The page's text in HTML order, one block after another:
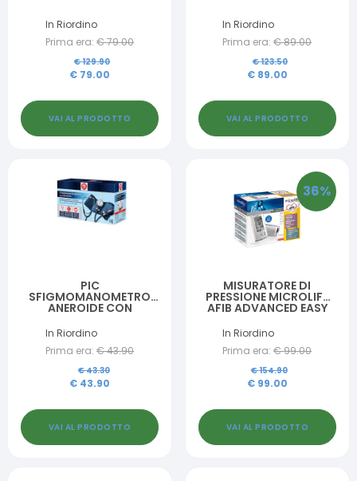
In Riordino
Prima era: €79.00
€129.90
€ 79.00
VAI AL PRODOTTO
In Riordino
Prima era: €89.00
€123.50
€ 89.00
VAI AL PRODOTTO
PIC
SFIGMOMANOMETRO
ANEROIDE CON
In Riordino
Prima era: €43.90
€43.30
€ 43.90
VAI AL PRODOTTO
36%
MISURATORE DI
PRESSIONE MICROLIFE
AFIB ADVANCED EASY
In Riordino
Prima era: €99.00
€154.90
€ 99.00
VAI AL PRODOTTO